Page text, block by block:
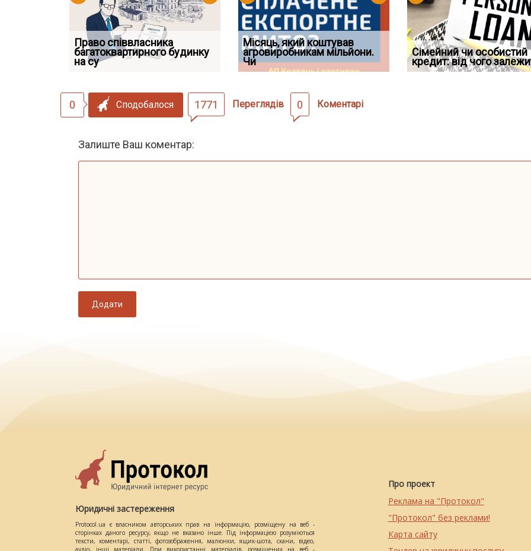
Право співвласника
багатоквартирного будинку
на су
Якщо суд встановив для
відшкодування шкоди
наявніс
Документи, на яких не
проставляється апостиль:
пер
ФУНДАМЕНТАЛЬНА
ПРОБЛЕМА «СУДОВОЇ
ПРАКТИКИ», АБО ПР
Місяць, який коштував
агровиробникам мільйони.
Чи
Огляд практики ВС від
Ростислава Кравця, що
опублі
Чи потрібна ФОП печатка у
2026 році: правила засто
Сімейний чи особистий
кредит: від чого
Восьмий ААС
підтвердив, що
скас
0 Сподобалося 1771 Переглядів 0 Коментарі
Залиште Ваш коментар:
Додати
Юридичні застереження
Protocol.ua є власником авторських прав на інформацію, розміщену на веб -
сторінках даного ресурсу, якщо не вказано інше. Під інформацією розуміються
тексти, коментарі, статті, фотозображення, малюнки, ящик-шота, скани, відео,
аудіо, інші матеріали. При використанні матеріалів, розміщених на веб -
Про проект
Реклама на "Протокол"
"Протокол" без реклами!
Карта сайту